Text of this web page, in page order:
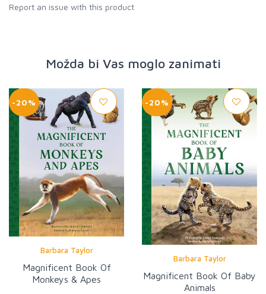
Report an issue with this product
Možda bi Vas moglo zanimati
-20%
Barbara Taylor
Magnificent Book Of
Monkeys & Apes
-20%
Barbara Taylor
Magnificent Book Of Baby
Animals